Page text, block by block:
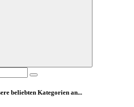
beliebten Kategorien an...